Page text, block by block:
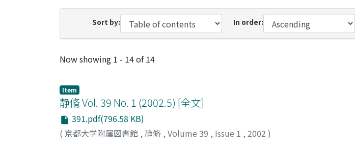
Sort by: In order:
Recent Submissions
Now showing 1 - 14 of 14
Item
静脩 Vol. 39 No. 1 (2002.5) [全文]
391.pdf(796.58 KB)
( 京都大学附属図書館 , 静脩 , Volume 39 , Issue 1 , 2002 )